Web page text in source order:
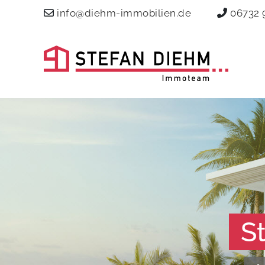
info@diehm-immobilien.de 06732